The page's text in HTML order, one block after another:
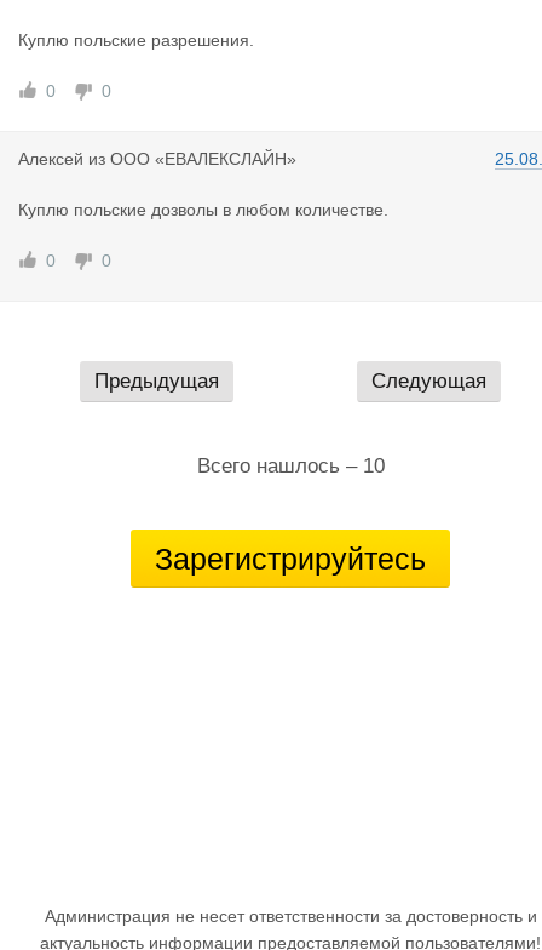
Куплю польские разрешения.
0 0
Алексей из ООО «ЕВАЛЕКСЛАЙН»
Куплю польские дозволы в любом количестве.
0 0
Предыдущая Следующая
Всего нашлось – 10
Зарегистрируйтесь
Администрация не несет ответственности за достоверность и
актуальность информации предоставляемой пользователями!